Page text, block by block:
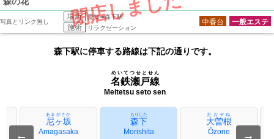
閉店しました
写真とリンク無し
場所 愛知➠森下駅
施術 リラクゼーション
一般エステ
中香台
森下駅に停車する路線は下記の通りです。
名鉄瀬戸線
めいてつせとせん
Meitetsu seto sen
←
尼ヶ坂
あまがさか
Amagasaka
森下
もりした
Morishita
大曽根
おおぞね
Ōzone →